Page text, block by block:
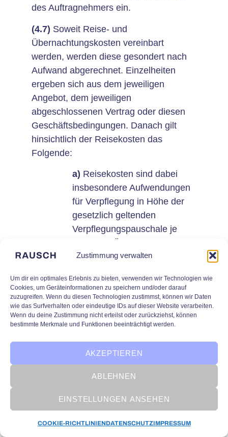
Zustimmung verwalten
Um dir ein optimales Erlebnis zu bieten, verwenden wir Technologien wie
Cookies, um Geräteinformationen zu speichern und/oder darauf
zuzugreifen. Wenn du diesen Technologien zustimmst, können wir Daten
wie das Surfverhalten oder eindeutige IDs auf dieser Website verarbeiten.
Wenn du deine Zustimmung nicht erteilst oder zurückziehst, können
bestimmte Merkmale und Funktionen beeinträchtigt werden.
AKZEPTIEREN
ABLEHNEN
EINSTELLUNGEN ANSEHEN
COOKIE-RICHTLINIENDATENSCHUTZIMPRESSUM
des Auftragnehmers ein.
(4.7) Soweit Reise- und
Übernachtungskosten vereinbart
werden, werden diese gesondert nach
Aufwand abgerechnet. Einzelheiten
ergeben sich aus dem jeweiligen
Angebot, dem jeweiligen
abgeschlossenen Vertrag oder diesen
Geschäftsbedingungen. Danach gilt
hinsichtlich der Reisekosten das
Folgende:
a) Reisekosten sind dabei
insbesondere Aufwendungen
für Verpflegung in Höhe der
gesetzlich geltenden
Verpflegungspauschale je
Reisetag, Übernachtungen,
Bahnfahrt 1. Klasse,
Benutzung, Car-Sharing oder
andere Transportdienstleister,
Parkgebühren und
dergleichen. Bei Fahrten mit
Mitarbeitern sind 0,50 EUR je
gefahrenen Kilometer zu
erstatten. Die Kosten für Flüge
werden in Rechnung gestellt,
durch ihn benannter